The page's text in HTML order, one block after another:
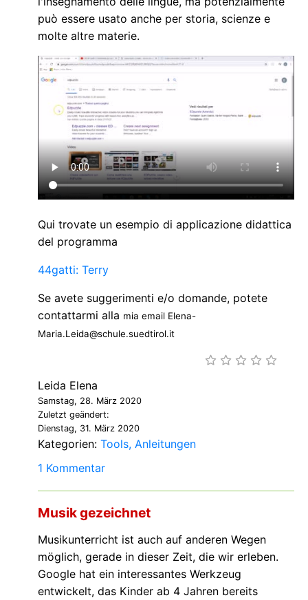
può essere usato anche per storia, scienze e
molte altre materie.
Qui trovate un esempio di applicazione didattica
del programma
44gatti: Terry
Se avete suggerimenti e/o domande, potete
contattarmi alla mia email Elena-
Maria.Leida@schule.suedtirol.it
Leida Elena
Samstag, 28. März 2020
Zuletzt geändert:
Dienstag, 31. März 2020
Kategorien: Tools Anleitungen
1 Kommentar
Musik gezeichnet
Musikunterricht ist auch auf anderen Wegen
möglich, gerade in dieser Zeit, die wir erleben.
Google hat ein interessantes Werkzeug
entwickelt, das Kinder ab 4 Jahren bereits